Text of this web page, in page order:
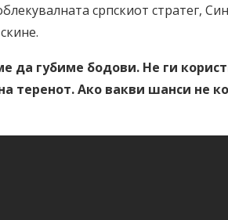
српскиот стратег,
да губиме бодови. Не ги
теренот. Ако вакви шанси не